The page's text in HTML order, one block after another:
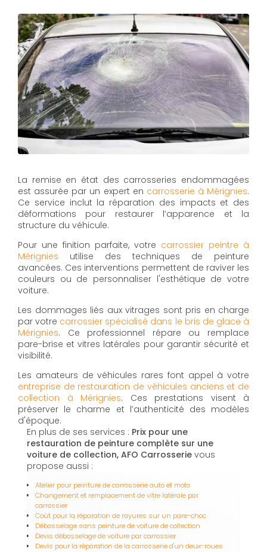
La remise en état des carrosseries endommagées
est assurée par un expert en carrosserie à Mérignies.
Ce service inclut la réparation des impacts et des
déformations pour restaurer l’apparence et la
structure du véhicule.
Pour une finition parfaite, votre carrossier peintre à
Mérignies utilise des techniques de peinture
avancées. Ces interventions permettent de raviver les
couleurs ou de personnaliser l'esthétique de votre
voiture.
Les dommages liés aux vitrages sont pris en charge
par votre carrossier spécialisé dans le bris de glace à
Mérignies. Ce professionnel répare ou remplace
pare-brise et vitres latérales pour garantir sécurité et
visibilité.
Les amateurs de véhicules rares font appel à votre
entreprise de restauration de véhicules anciens et de
collection à Mérignies. Ces prestations visent à
préserver le charme et l’authenticité des modèles
d'époque.
En plus de ses services : Prix pour une
restauration de peinture complète sur une
voiture de collection, AFO Carrosserie vous
propose aussi :
Atelier pour peinture de carrosserie auto et moto
Changement et remplacement de vitre latérale par
carrossier
Coût pour la réparation de rayures sur un pare-choc
Débosselage sans peinture de voiture de collection
Devis débosselage de voiture par carrossier
Devis pour la réparation de la carrosserie d'un deux-roues